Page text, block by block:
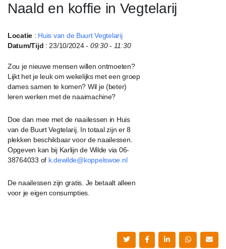
Naald en koffie in Vegtelarij
Locatie : Huis van de Buurt Vegtelarij
Datum/Tijd : 23/10/2024 - 09:30 - 11:30
Zou je nieuwe mensen willen ontmoeten?
Lijkt het je leuk om wekelijks met een groep
dames samen te komen? Wil je (beter)
leren werken met de naaimachine?
Doe dan mee met de naailessen in Huis
van de Buurt Vegtelarij. In totaal zijn er 8
plekken beschikbaar voor de naailessen.
Opgeven kan bij Karlijn de Wilde via 06-
38764033 of k.dewilde@koppelswoe.nl
De naailessen zijn gratis. Je betaalt alleen
voor je eigen consumpties.